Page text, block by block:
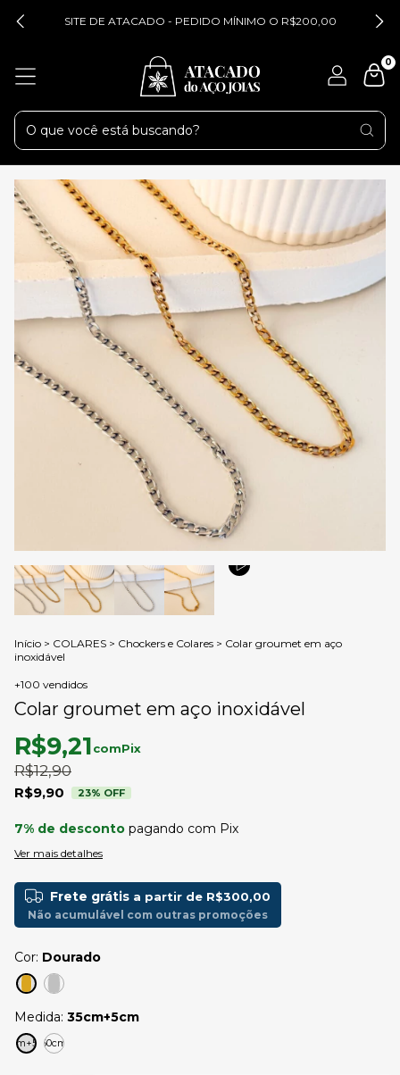
SITE DE ATACADO - PEDIDO MÍNIMO O R$200,00
0
Início > COLARES > Chockers e Colares > Colar groumet em aço
inoxidável
+100 vendidos
Colar groumet em aço inoxidável
R$12,90
R$9,90 23% OFF
R$9,21comPix
7% de desconto pagando com Pix
Ver mais detalhes
Frete grátis a partir de R$300,00
Não acumulável com outras promoções
Cor: Dourado
Medida: 35cm+5cm
35cm+5cm60cm